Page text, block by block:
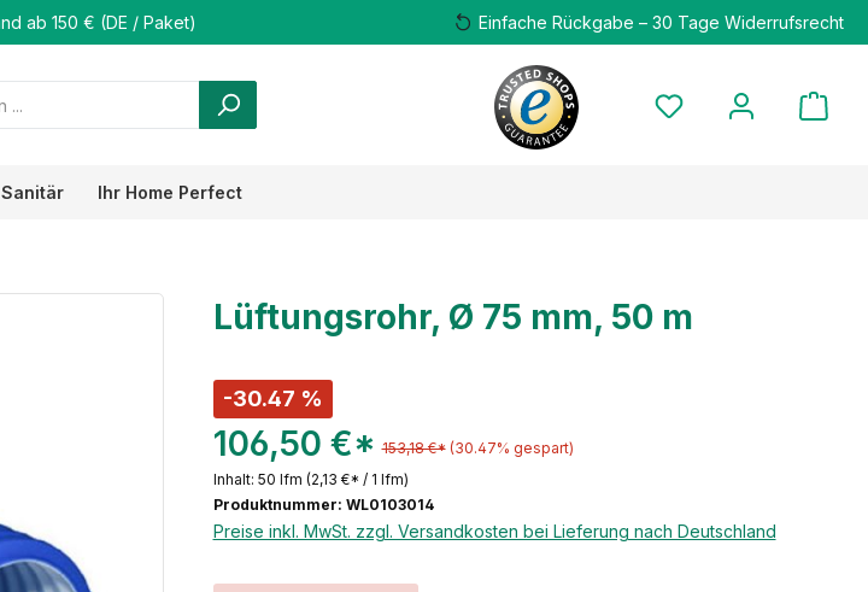
ab 150 € (DE / Paket) Einfache Rückgabe – 30 Tage Widerrufsrecht
Sanitär Ihr Home Perfect
Lüftungsrohr, Ø 75 mm, 50 m
-30.47 %
106,50 €* 153,18 €* (30.47% gespart)
Inhalt: 50 lfm (2,13 €* / 1 lfm)
Produktnummer: WL0103014
Preise inkl. MwSt. zzgl. Versandkosten bei Lieferung nach Deutschland